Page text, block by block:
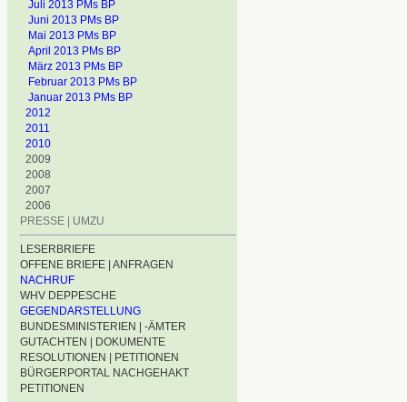
Juli 2013 PMs BP
Juni 2013 PMs BP
Mai 2013 PMs BP
April 2013 PMs BP
März 2013 PMs BP
Februar 2013 PMs BP
Januar 2013 PMs BP
2012
2011
2010
2009
2008
2007
2006
PRESSE | UMZU
LESERBRIEFE
OFFENE BRIEFE | ANFRAGEN
NACHRUF
WHV DEPPESCHE
GEGENDARSTELLUNG
BUNDESMINISTERIEN | -ÄMTER
GUTACHTEN | DOKUMENTE
RESOLUTIONEN | PETITIONEN
BÜRGERPORTAL NACHGEHAKT
PETITIONEN